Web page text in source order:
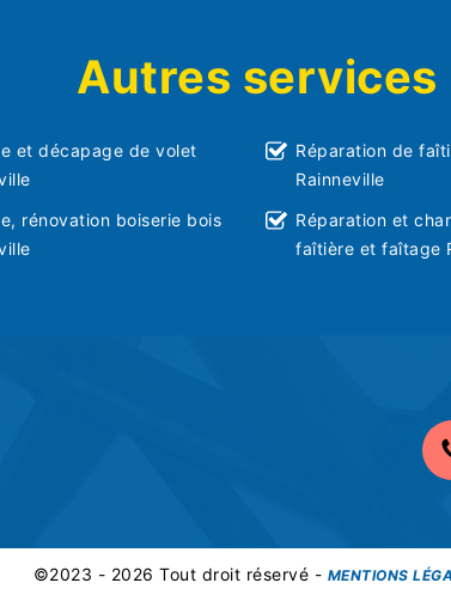
Autres services
et décapage de volet
rénovation boiserie bois
Réparation de
Rainneville
Réparation et
faîtière et faîtage
©2023 - 2026 Tout droit réservé - MENTIONS